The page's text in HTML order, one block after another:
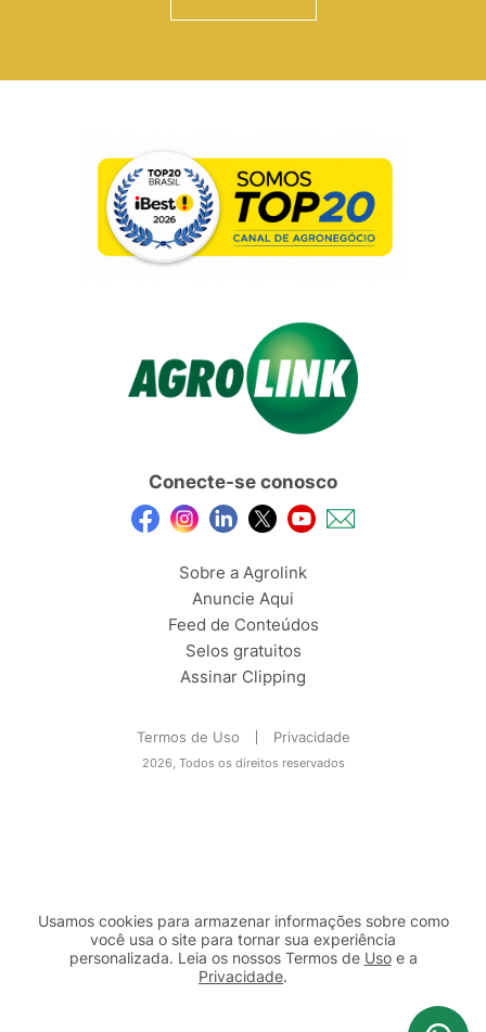
Conecte-se conosco
Sobre a Agrolink
Anuncie Aqui
Feed de Conteúdos
Selos gratuitos
Assinar Clipping
Termos de Uso Privacidade
2026, Todos os direitos reservados
Usamos cookies para armazenar informações sobre como
você usa o site para tornar sua experiência
personalizada. Leia os nossos Termos de Usoe a
Privacidade.